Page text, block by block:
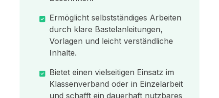
Ermöglicht selbstständiges Arbeiten
durch klare Bastelanleitungen,
Vorlagen und leicht verständliche
Inhalte.
Bietet einen vielseitigen Einsatz im
Klassenverband oder in Einzelarbeit
und schafft ein dauerhaft nutzbares